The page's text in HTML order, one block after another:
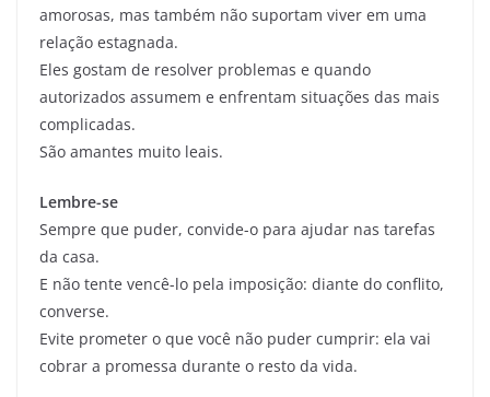
amorosas, mas também não suportam viver em uma
relação estagnada.
Eles gostam de resolver problemas e quando
autorizados assumem e enfrentam situações das mais
complicadas.
São amantes muito leais.
Lembre-se
Sempre que puder, convide-o para ajudar nas tarefas
da casa.
E não tente vencê-lo pela imposição: diante do conflito,
converse.
Evite prometer o que você não puder cumprir: ela vai
cobrar a promessa durante o resto da vida.